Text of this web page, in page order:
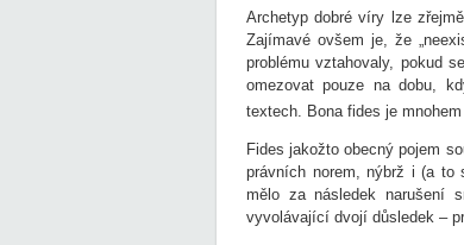
Archetyp dobré víry lze
Zajímavé ovšem je, že
problému vztahovaly, pokud
omezovat pouze na dobu,
textech. Bona fides je
Fides jakožto obecný pojem
právních norem, nýbrž i (a to
mělo za následek narušení
vyvolávající dvojí důsledek –